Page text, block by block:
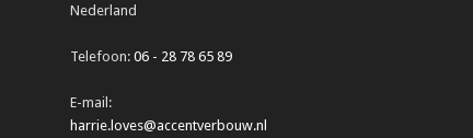
Nederland
Telefoon:06 - 28 78 65 89
E-mail:
harrie.loves@accentverbouw.nl